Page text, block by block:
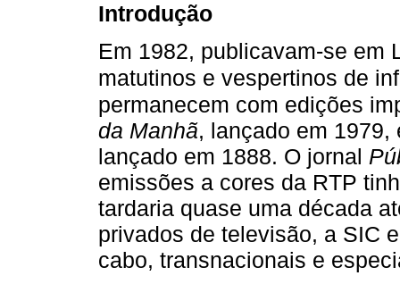
Introdução
Em 1982, publicavam-se em
matutinos e vespertinos de
permanecem com edições
da Manhã, lançado em
lançado em 1888. O jornal
emissões a cores da RTP
tardaria quase uma década
privados de televisão, a SIC
cabo, transnacionais e